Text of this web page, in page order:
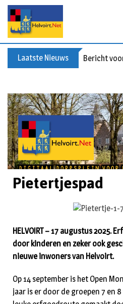
Laatste Nieuws Valse
Pietertjespad
HELVOIRT – 17 augustus 2025.
door kinderen en zeker ook
nieuwe inwoners van Helvoirt.
Op 14 september is het Open
jaar is er door de groepen 7 en